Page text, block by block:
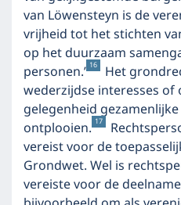
van Löwensteyn is de
vrijheid tot het stichten
op het duurzaam
personen.’ 16
Het
wederzijdse interesses
gelegenheid
ontplooien. 17
vereist voor de
Grondwet. Wel is
vereiste voor de